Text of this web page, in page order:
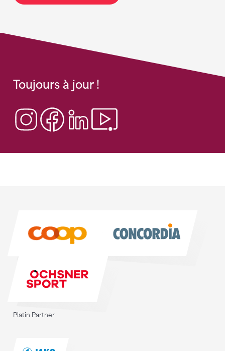
Toujours à jour !
Platin Partner